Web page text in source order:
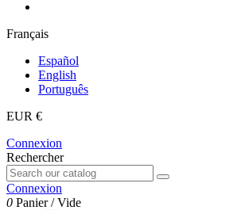
Français
Español
English
Português
EUR €
Connexion
Rechercher
Connexion
0 Panier /Vide